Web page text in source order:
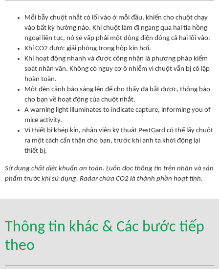
Mỗi bẫy chuột nhắt có lối vào ở mỗi đầu, khiến cho chuột chạy
vào bất kỳ hướng nào. Khi chuột làm đi ngang qua hai tia hồng
ngoại liên tục, nó sẽ vấp phải một dòng điện đóng cả hai lối vào.
Khí CO2 được giải phóng trong hộp kín hơi.
Khí hoạt động nhanh và được công nhận là phương pháp kiểm
soát nhân văn. Không có nguy cơ ô nhiễm vì chuột vẫn bị cô lập
hoàn toàn.
Một đèn cảnh báo sáng lên để cho thấy đã bắt được, thông báo
cho bạn về hoạt động của chuột nhắt.
A warning light illuminates to indicate capture, informing you of
mice activity.
Vì thiết bị khép kín, nhân viên kỹ thuật PestGard có thể lấy chuột
ra một cách cẩn thận cho bạn, trước khi anh ta khởi động lại
thiết bị.
Sử dụng chất diệt khuẩn an toàn. Luôn đọc thông tin trên nhãn và sản
phẩm trước khi sử dụng. Radar chứa CO2 là thành phần hoạt tính.
Thông tin khác & Các bước tiếp
theo